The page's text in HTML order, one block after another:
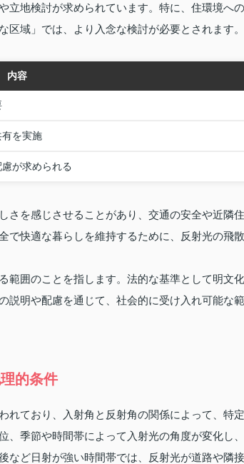
立地検討が求められています。特に、住環境への
域」では、より入念な検討が必要とされます。
内容
を実施
が求められる
さを感じさせることがあり、交通の安全や近隣住
で快適な暮らしを維持するために、反射光の飛散
範囲のことを指します。法的な基準として明文化
説明や配慮を通じて、社会的に受け入れ可能な範
的条件
れており、入射角と反射角の関係によって、特定
季節や時間帯によって入射光の角度が変化し、
など日射が強い時間帯では、反射光が道路や隣接